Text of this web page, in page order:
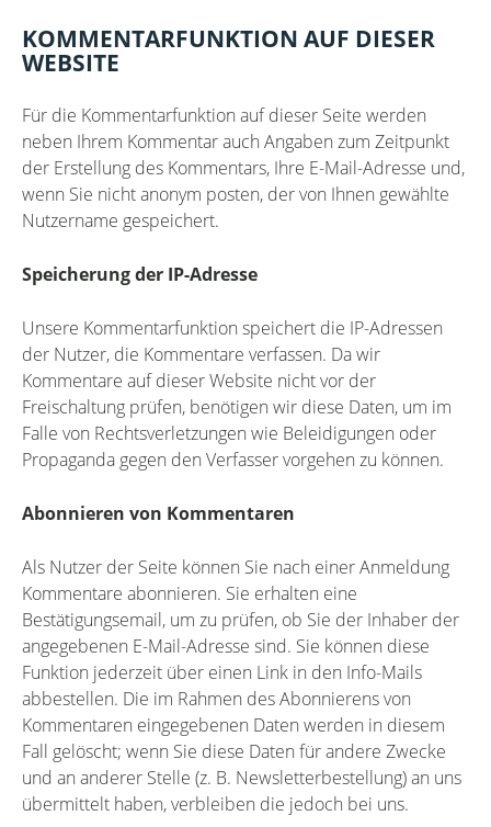
KOMMENTARFUNKTION AUF DIESER
WEBSITE
Für die Kommentarfunktion auf dieser Seite werden
neben Ihrem Kommentar auch Angaben zum Zeitpunkt
der Erstellung des Kommentars, Ihre E-Mail-Adresse und,
wenn Sie nicht anonym posten, der von Ihnen gewählte
Nutzername gespeichert.
Speicherung der IP-Adresse
Unsere Kommentarfunktion speichert die IP-Adressen
der Nutzer, die Kommentare verfassen. Da wir
Kommentare auf dieser Website nicht vor der
Freischaltung prüfen, benötigen wir diese Daten, um im
Falle von Rechtsverletzungen wie Beleidigungen oder
Propaganda gegen den Verfasser vorgehen zu können.
Abonnieren von Kommentaren
Als Nutzer der Seite können Sie nach einer Anmeldung
Kommentare abonnieren. Sie erhalten eine
Bestätigungsemail, um zu prüfen, ob Sie der Inhaber der
angegebenen E-Mail-Adresse sind. Sie können diese
Funktion jederzeit über einen Link in den Info-Mails
abbestellen. Die im Rahmen des Abonnierens von
Kommentaren eingegebenen Daten werden in diesem
Fall gelöscht; wenn Sie diese Daten für andere Zwecke
und an anderer Stelle (z. B. Newsletterbestellung) an uns
übermittelt haben, verbleiben die jedoch bei uns.